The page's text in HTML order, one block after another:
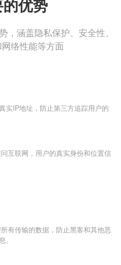
优势
，涵盖隐私保护、安全性、
络性能等方面
实IP地址，防止第三方追踪用户的
互联网，用户的真实身份和位置信
有传输的数据，防止黑客和其他恶
。